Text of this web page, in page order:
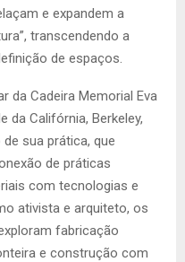
e expandem a
transcendendo a
de espaços.
da Cadeira Memorial Eva
da Califórnia, Berkeley,
sua prática, que
de práticas
com tecnologias e
ativista e arquiteto, os
fabricação
e construção com